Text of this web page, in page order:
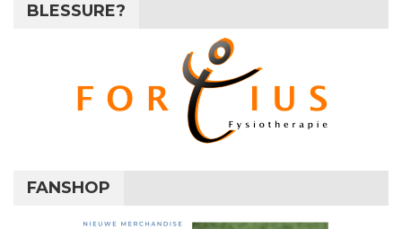
BLESSURE?
FANSHOP